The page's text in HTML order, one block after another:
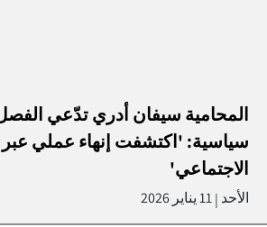
المحامية سيفان أدري تدّعي
سياسية: 'اكتشفت إنهاء عملي
الاجتماعي'
الأحد |11 يناير 2026